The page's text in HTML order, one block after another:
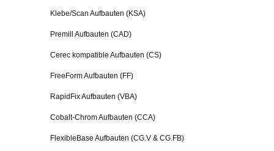
Klebe/Scan Aufbauten (KSA)
Premill Aufbauten (CAD)
Cerec kompatible Aufbauten (CS)
FreeForm Aufbauten (FF)
RapidFix Aufbauten (VBA)
Cobalt-Chrom Aufbauten (CCA)
FlexibleBase Aufbauten (CG.V & CG.FB)